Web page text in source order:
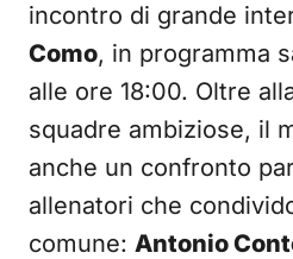
incontro di grande
Como, in programma
alle ore 18:00. Oltre
squadre ambiziose, il
anche un confronto
allenatori che
comune: Antonio